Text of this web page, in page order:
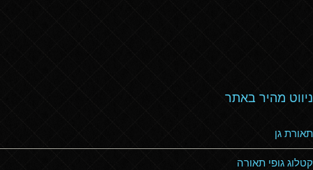
ניווט מהיר באתר
תאורת גן
קטלוג גופי תאורה